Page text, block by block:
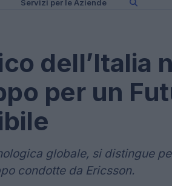
Servizi per le Aziende
dell’Italia
per un
globale, si distingue
condotte da Ericsson.